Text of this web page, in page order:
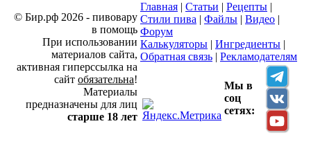
© Бир.рф 2026 - пивовару
в помощь
При использовании
материалов сайта,
активная гиперссылка на
сайт обязательна!
Материалы
предназначены для лиц
старше 18 лет
Главная | Статьи | Рецепты |
Стили пива | Файлы | Видео |
Форум
Калькуляторы | Ингредиенты |
Обратная связь | Рекламодателям
Мы в
соц
сетях: